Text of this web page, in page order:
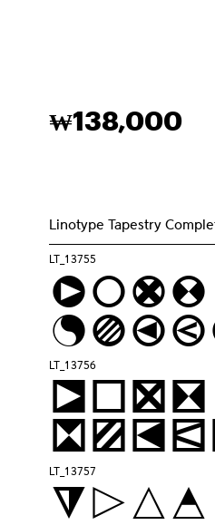
₩138,000
Linotype Tapestry
LT_13755
LT_13756
LT_13757